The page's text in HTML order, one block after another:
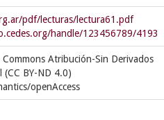
pdf/lecturas/lectura61.pdf
handle/123456789/4193
Commons Atribución-Sin Derivados
BY-ND 4.0)
openAccess